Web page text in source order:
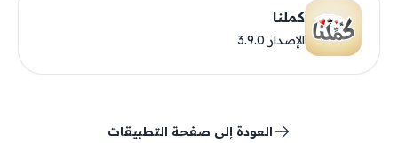
كملنا
الإصدار 3.9.0
العودة إلى صفحة التطبيقات